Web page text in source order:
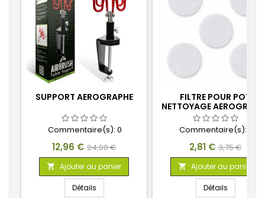
SUPPORT AEROGRAPHE
Commentaire(s): 0
Prix
12,96 € Prix
de
base
24,00 €
 Ajouter au panier
Détails
FILTRE POUR POT
NETTOYAGE
Commentaire(s):
Prix
2,81 € Prix
de
base
3,75 €
 Ajouter au panier
Détails